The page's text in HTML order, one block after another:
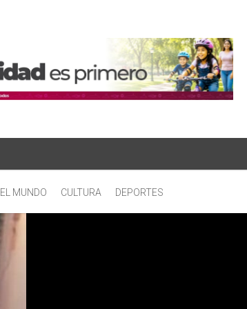
EL MUNDO CULTURA DEPORTES